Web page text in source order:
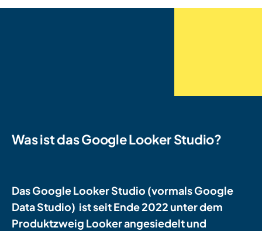
Was ist das Google Looker Studio?
Das Google Looker Studio (vormals Google
Data Studio) ist seit Ende 2022 unter dem
Produktzweig Looker angesiedelt und